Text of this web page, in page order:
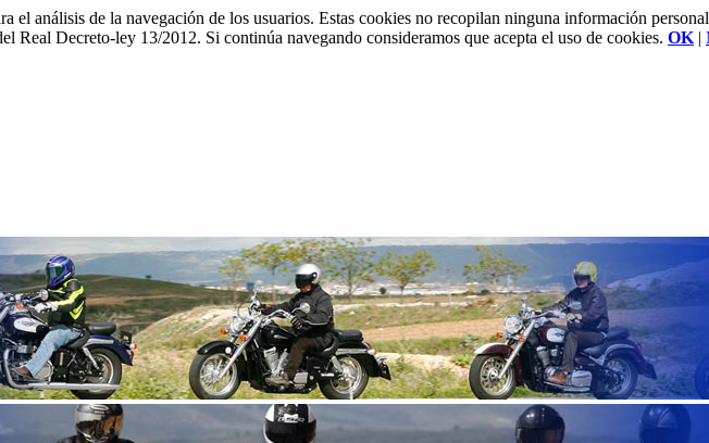
el análisis de la navegación de los usuarios. Estas cookies no recopilan ninguna información
Real Decreto-ley 13/2012. Si continúa navegando consideramos que acepta el uso de cookies. OK |